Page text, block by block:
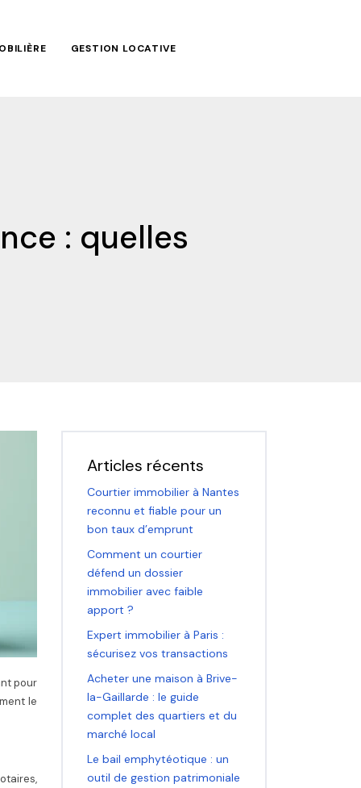
GESTION LOCATIVE
: quelles
pour
le
Articles récents
Courtier immobilier à Nantes
reconnu et fiable pour un
bon taux d’emprunt
Comment un courtier
défend un dossier
immobilier avec faible
apport ?
Expert immobilier à Paris :
sécurisez vos transactions
Acheter une maison à Brive-
la-Gaillarde : le guide
complet des quartiers et du
marché local
Le bail emphytéotique : un
outil de gestion patrimoniale